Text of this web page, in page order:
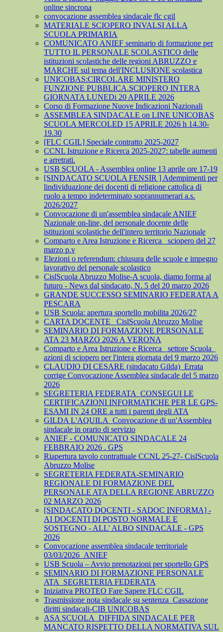
online sincrona
convocazione assemblea sindacale flc cgil
MATERIALE SCIOPERO INVALSI ALLA
SCUOLA PRIMARIA
COMUNICATO ANIEF seminario di formazione per
TUTTO IL PERSONALE SCOLASTICO delle
istituzioni scolastiche delle regioni ABRUZZO e
MARCHE sul tema dell'INCLUSIONE scolastica
UNICOBAS:CIRCOLARE MINISTERO
FUNZIONE PUBBLICA.SCIOPERO INTERA
GIORNATA LUNEDi 20 APRILE 2026
Corso di Formazione Nuove Indicazioni Nazionali
ASSEMBLEA SINDACALE on LINE UNICOBAS
SCUOLA MERCOLED 15 APRILE 2026 h 14.30-
19.30
[FLC CGIL] Speciale contratto 2025-2027
CCNL Istruzione e Ricerca 2025-2027: tabelle aumenti
e arretrati.
USB SCUOLA - Assemblea online 13 aprile ore 17-19
[SINDACATO SCUOLA FENSIR ] Adempimenti per
lindividuazione dei docenti di religione cattolica di
ruolo a tempo indeterminato soprannumerari a.s.
2026/2027
Convocazione di un'assemblea sindacale ANIEF
Nazionale on-line, del personale docente delle
istituzioni scolastiche dell'intero territorio Nazionale
Comparto e Area Istruzione e Ricerca_ sciopero del 27
marzo p.v
Elezioni o referendum: chiusura delle scuole e impegno
lavorativo del personale scolastico
CislScuola Abruzzo Molise-A scuola, diamo forma al
futuro - News dal sindacato, N. 5 del 20 marzo 2026
GRANDE SUCCESSO SEMINARIO FEDERATA A
PESCARA
USB Scuola: apertura sportello mobilita 2026/27
CARTA DOCENTE_ CislScuola Abruzzo Molise
SEMINARIO DI FORMAZIONE PERSONALE
ATA 23 MARZO 2026 A VERONA
Comparto e Area Istruzione e Ricerca_ settore Scuola_
azioni di sciopero per l'intera giornata del 9 marzo 2026
CLAUDIO DI CESARE (sindacato Gilda)_Errata
corrige Convocazione Assemblea sindacale del 5 marzo
2026
SEGRETERIA FEDERATA_CONSEGUI LE
CERTIFICAZIONI INFORMATICHE PER LE GPS-
ESAMI IN 24 ORE a tutti i parenti degli ATA
GILDA L'AQUILA_Convocazione di un'Assemblea
sindacale in orario di servizio
ANIEF - COMUNICATO SINDACALE 24
FEBBRAIO 2026 . GPS
Riapertura tavolo contrattuale CCNL 25-27- CislScuola
Abruzzo Molise
SEGRETERIA FEDERATA-SEMINARIO
REGIONALE DI FORMAZIONE DEL
PERSONALE ATA DELLA REGIONE ABRUZZO
02 MARZO 2026
[SINDACATO DOCENTI - SADOC INFORMA] -
AI DOCENTI DI POSTO NORMALE E
SOSTEGNO - ALL' ALBO SINDACALE - GPS
2026
Convocazione assemblea sindacale territoriale
03/03/2026_ANIEF
USB Scuola – Avvio prenotazioni per sportello GPS
SEMINARIO DI FORMAZIONE PERSONALE
ATA_SEGRETERIA FEDERATA
Iniziativa PROTEO Fare Sapere FLC CGIL
Trasmissione nota sindacale su sentenza_Cassazione
diritti sindacali-CIB UNICOBAS
ASA SCUOLA_DIFFIDA SINDACALE PER
MANCATO RISPETTO DELLA NORMATIVA SUL